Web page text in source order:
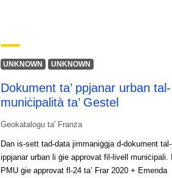
UNKNOWN UNKNOWN
Dokument ta’ ppjanar urban tal-
muniċipalità ta’ Gestel
Ġeokatalogu ta' Franza
Dan is-sett tad-data jimmaniġġja d-dokument tal-
ippjanar urban li ġie approvat fil-livell muniċipali. Il-
PMU ġie approvat fl-24 ta’ Frar 2020 + Emenda